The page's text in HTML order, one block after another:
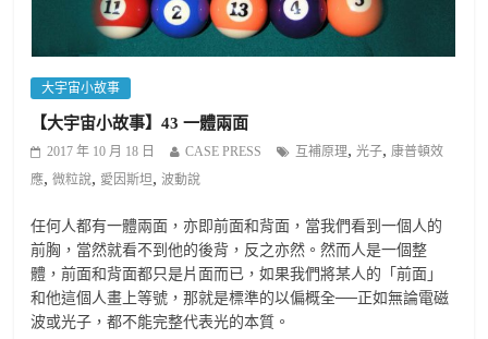
大宇宙小故事
【大宇宙小故事】43 一體兩面
2017 年 10 月 18 日 CASE PRESS 互補原理,光子, 康普頓效
應,微粒說, 愛因斯坦,波動說
任何人都有一體兩面，亦即前面和背面，當我們看到一個人的
前胸，當然就看不到他的後背，反之亦然。然而人是一個整
體，前面和背面都只是片面而已，如果我們將某人的「前面」
和他這個人畫上等號，那就是標準的以偏概全──正如無論電磁
波或光子，都不能完整代表光的本質。